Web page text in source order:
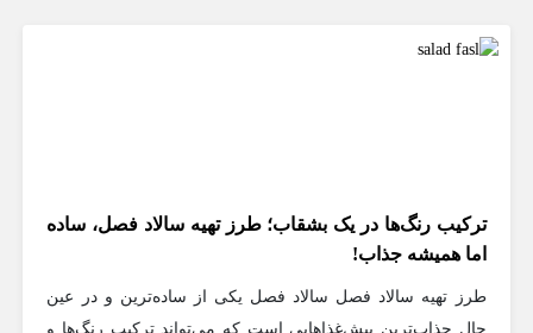
ترکیب رنگ‌ها در یک بشقاب؛ طرز تهیه سالاد فصل، ساده
اما همیشه جذاب!
طرز تهیه سالاد فصل سالاد فصل یکی از ساده‌ترین و در عین
حال جذاب‌ترین پیش‌غذاهایی است که می‌تواند ترکیب رنگ‌ها و